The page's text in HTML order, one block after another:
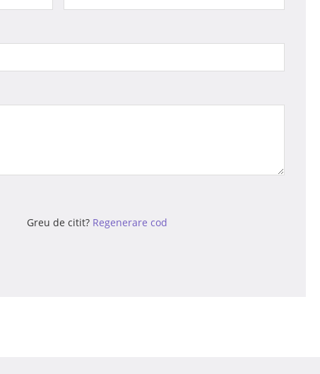
Greu de citit? Regenerare cod